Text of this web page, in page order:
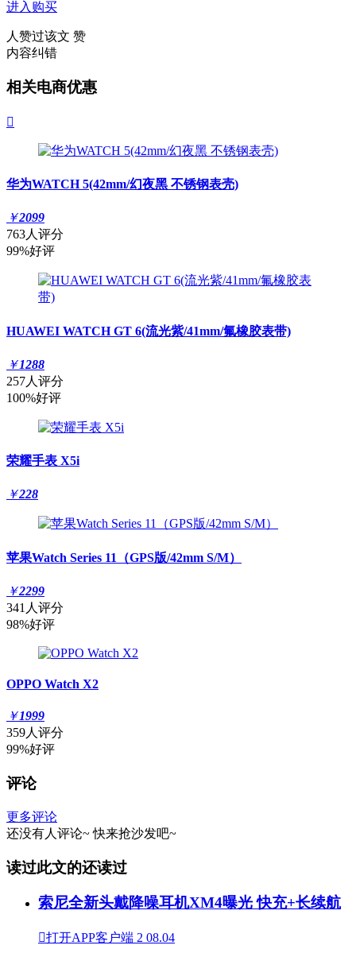
进入购买
人赞过该文 赞
内容纠错
相关电商优惠

华为WATCH 5(42mm/幻夜黑 不锈钢表壳)
￥2099
763人评分
99%好评
HUAWEI WATCH GT 6(流光紫/41mm/氟橡胶表带)
￥1288
257人评分
100%好评
荣耀手表 X5i
￥228
苹果Watch Series 11（GPS版/42mm S/M）
￥2299
341人评分
98%好评
OPPO Watch X2
￥1999
359人评分
99%好评
评论
更多评论
还没有人评论~ 快来抢沙发吧~
读过此文的还读过
索尼全新头戴降噪耳机XM4曝光 快充+长续航
打开APP客户端 2 08.04